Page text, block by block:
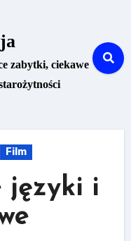
zabytki, ciekawe
Film
języki i